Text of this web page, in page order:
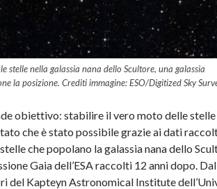
stelle nella galassia nana dello Scultore, una galassia
la posizione. Crediti immagine: ESO/Digitized Sky
obiettivo: stabilire il vero moto delle stelle
che è stato possibile grazie ai dati
che popolano la galassia nana dello
Gaia dell’ESA raccolti 12 anni dopo. Dal
del Kapteyn Astronomical Institute